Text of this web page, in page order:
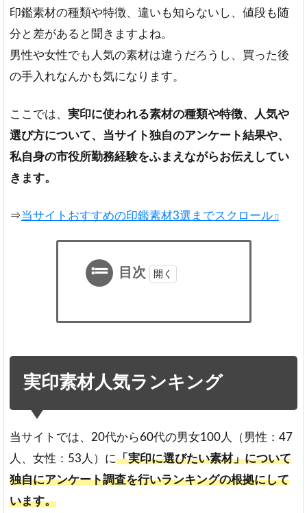
印鑑素材の種類や特徴、違いも知らないし、値段も随
分と差があると聞きますよね。
男性や女性でも人気の素材は違うだろうし、買った後
の手入れなんかも気になります。
ここでは、 実印に使われる素材の種類や特徴、人気や
選び方について、当サイト独自のアンケート結果や、
私自身の市役所勤務経験をふまえながらお伝えしてい
きます。
⇒当サイトおすすめの印鑑素材3選までスクロール
目次
素
材
人
ン
キ
ン
実印素材人気ランキング
当サイトでは、20代から60代の男女100人（男性：47
人、女性：53人）に「実印に選びたい素材」について
独自にアンケート調査を行いランキングの根拠にして
います。